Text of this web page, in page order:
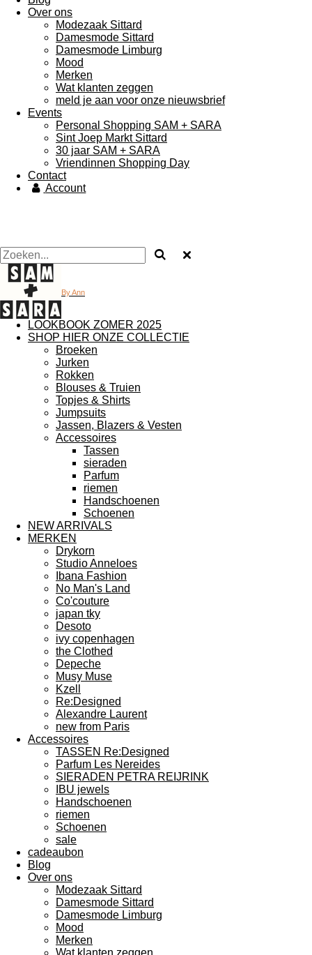
Over ons
Modezaak Sittard
Damesmode Sittard
Damesmode Limburg
Mood
Merken
Wat klanten zeggen
meld je aan voor onze nieuwsbrief
Events
Personal Shopping SAM + SARA
Sint Joep Markt Sittard
30 jaar SAM + SARA
Vriendinnen Shopping Day
Contact
Account
By Ann
LOOKBOOK ZOMER 2025
SHOP HIER ONZE COLLECTIE
Broeken
Jurken
Rokken
Blouses & Truien
Topjes & Shirts
Jumpsuits
Jassen, Blazers & Vesten
Accessoires
Tassen
sieraden
Parfum
riemen
Handschoenen
Schoenen
NEW ARRIVALS
MERKEN
Drykorn
Studio Anneloes
Ibana Fashion
No Man's Land
Co'couture
japan tky
Desoto
ivy copenhagen
the Clothed
Depeche
Musy Muse
Kzell
Re:Designed
Alexandre Laurent
new from Paris
Accessoires
TASSEN Re:Designed
Parfum Les Nereides
SIERADEN PETRA REIJRINK
IBU jewels
Handschoenen
riemen
Schoenen
sale
cadeaubon
Blog
Over ons
Modezaak Sittard
Damesmode Sittard
Damesmode Limburg
Mood
Merken
Wat klanten zeggen